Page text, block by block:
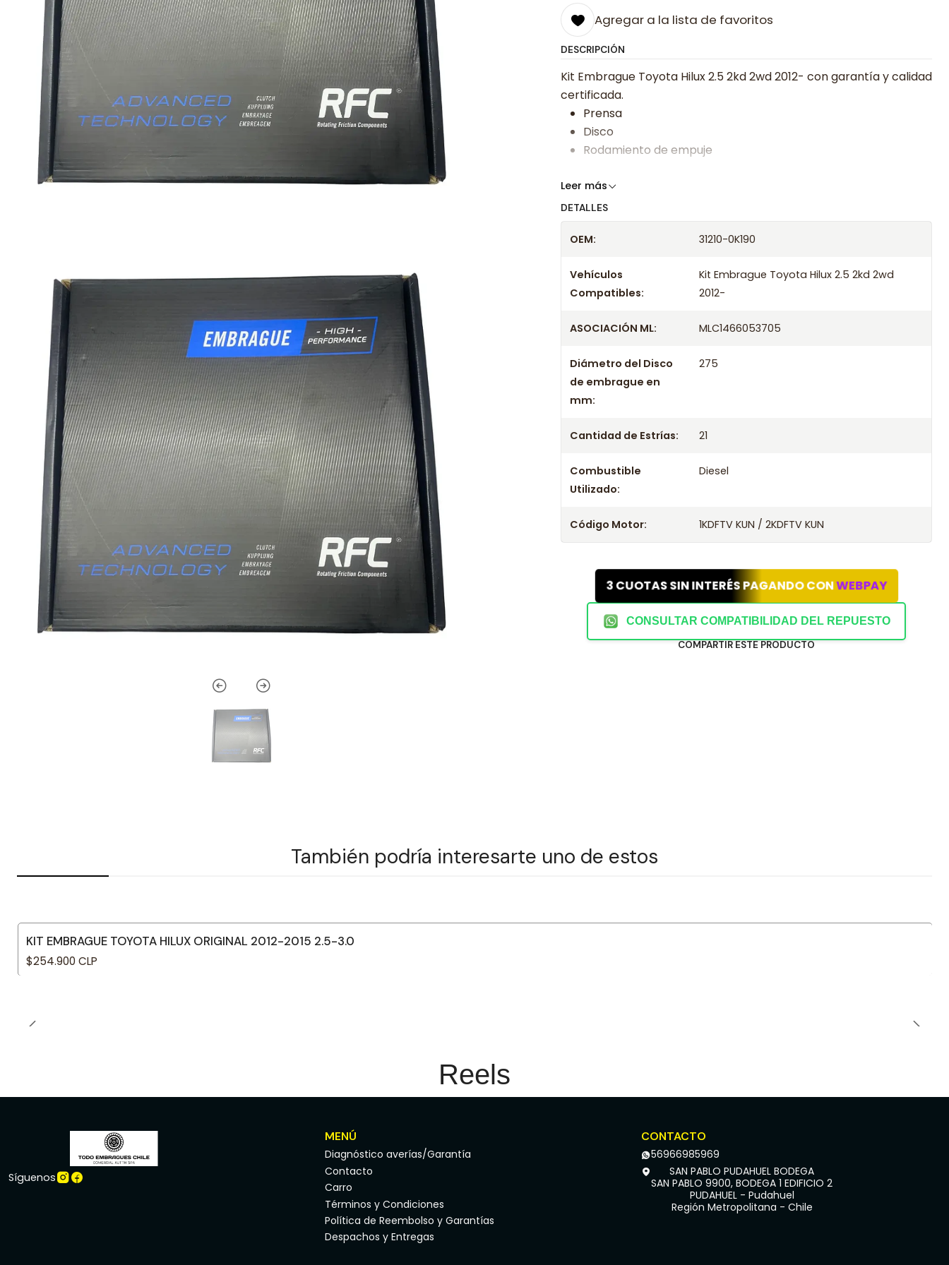
Agregar a la lista de favoritos
DESCRIPCIÓN
Kit Embrague Toyota Hilux 2.5 2kd 2wd 2012- con garantía y calidad
certificada.
Prensa
Disco
Rodamiento de empuje
Somos especialistas en embragues desde 2019, ofreciendo precios
confirmación.
Leer más
DETALLES
OEM: 31210-0K190
Vehículos
Compatibles:
Kit Embrague Toyota Hilux 2.5 2kd 2wd
2012-
ASOCIACIÓN ML: MLC1466053705
Diámetro del Disco
de embrague en
mm:
275
Cantidad de Estrías: 21
Combustible
Utilizado:
Diesel
Código Motor: 1KDFTV KUN / 2KDFTV KUN
3 CUOTAS SIN INTERÉS PAGANDO CONWEBPAY
CONSULTAR COMPATIBILIDAD DEL REPUESTO
COMPARTIR ESTE PRODUCTO
También podría interesarte uno de estos
KIT EMBRAGUE TOYOTA HILUX ORIGINAL 2012-2015 2.5-3.0
$254.900 CLP
Reels
Síguenos
MENÚ
Diagnóstico averías/Garantía
Contacto
Carro
Términos y Condiciones
Política de Reembolso y Garantías
Despachos y Entregas
CONTACTO
56966985969
SAN PABLO PUDAHUEL BODEGA
SAN PABLO 9900, BODEGA 1 EDIFICIO 2
PUDAHUEL - Pudahuel
Región Metropolitana - Chile